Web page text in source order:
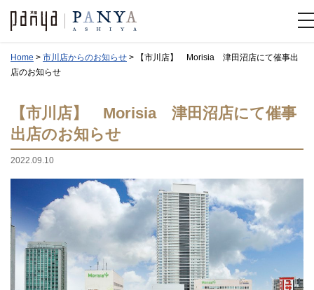
Home > 市川店からのお知らせ >
【市川店】 Morisia 津田沼店にて催事出
店のお知らせ
【市川店】 Morisia 津田沼店にて催事
出店のお知らせ
2022.09.10